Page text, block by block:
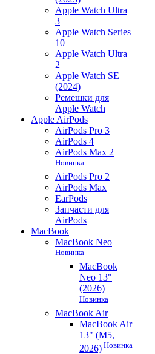
Apple Watch Ultra
3
Apple Watch Series
10
Apple Watch Ultra
2
Apple Watch SE
(2024)
Ремешки для
Apple Watch
Apple AirPods
AirPods Pro 3
AirPods 4
AirPods Max 2
Новинка
AirPods Pro 2
AirPods Max
EarPods
Запчасти для
AirPods
MacBook
MacBook Neo
Новинка
MacBook
Neo 13"
(2026)
Новинка
MacBook Air
MacBook Air
13" (M5,
2026) Новинка